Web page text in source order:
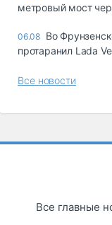
метровый мост
06.08 Во
протаранил Lada
Все новости
Все главные